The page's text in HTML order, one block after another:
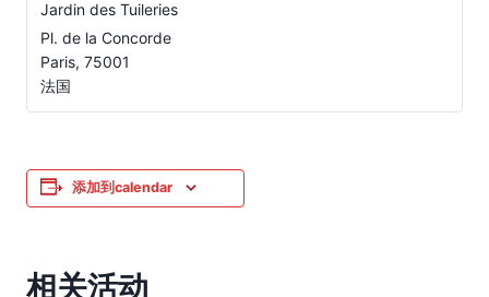
Jardin des Tuileries
Pl. de la Concorde
Paris, 75001
法国
添加到calendar
相关活动